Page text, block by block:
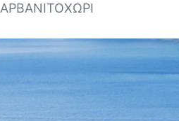
AΡΒΑΝΙΤΟΧΩΡΙ